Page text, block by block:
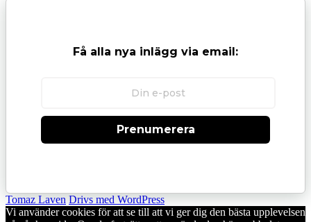
Få alla nya inlägg via email:
Prenumerera
Tomaz Laven Drivs med WordPress
Vi använder cookies för att se till att vi ger dig den bästa upplevelsen